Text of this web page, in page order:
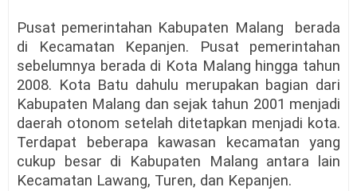
Pusat pemerintahan Kabupaten Malang berada
di Kecamatan Kepanjen. Pusat pemerintahan
sebelumnya berada di Kota Malang hingga tahun
2008. Kota Batu dahulu merupakan bagian dari
Kabupaten Malang dan sejak tahun 2001 menjadi
daerah otonom setelah ditetapkan menjadi kota.
Terdapat beberapa kawasan kecamatan yang
cukup besar di Kabupaten Malang antara lain
Kecamatan Lawang, Turen, dan Kepanjen.